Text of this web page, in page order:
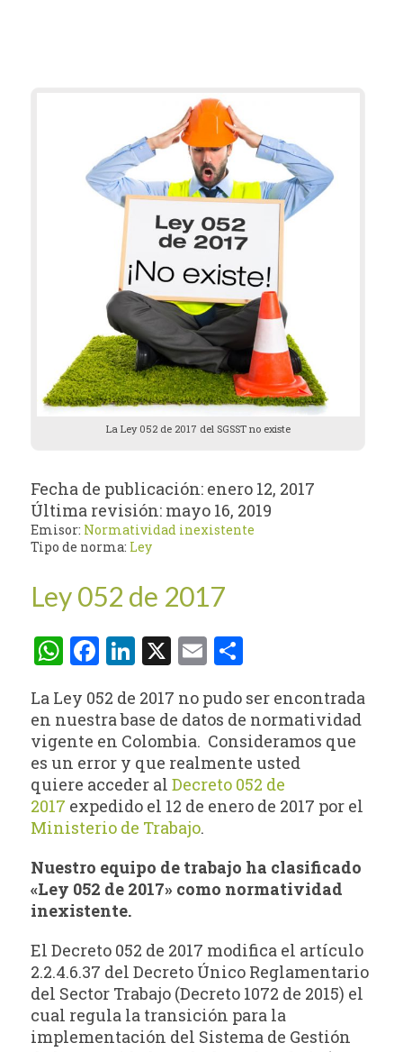
La Ley 052 de 2017 del SGSST no existe
Fecha de publicación: enero 12, 2017
Última revisión: mayo 16, 2019
Emisor: Normatividad inexistente
Tipo de norma: Ley
Ley 052 de 2017
WhatsApp
Facebook
LinkedIn
X Email
La Ley 052 de 2017 no pudo ser encontrada
en nuestra base de datos de normatividad
vigente en Colombia. Consideramos que
es un error y que realmente usted
quiere acceder alDecreto 052 de
2017 expedido el 12 de enero de 2017 por el
Ministerio de Trabajo.
Nuestro equipo de trabajo ha clasificado
«Ley 052 de 2017» como normatividad
inexistente.
El Decreto 052 de 2017 modifica el artículo
2.2.4.6.37 del Decreto Único Reglamentario
del Sector Trabajo (Decreto 1072 de 2015) el
cual regula la transición para la
implementación del Sistema de Gestión